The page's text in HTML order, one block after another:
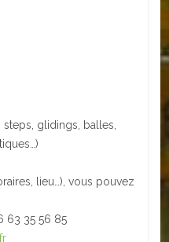
glidings, balles,
lieu…), vous pouvez
63 35 56 85